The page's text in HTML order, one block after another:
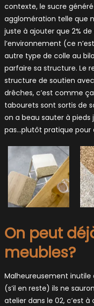
contexte, le sucre
agglomération telle que
juste à ajouter que 2%
l’environnement (ce
autre type de colle au
parfaire sa structure. Le
structure de soutien
drêches, c’est comme
tabourets sont sortis de
on a beau sauter à pieds
pas…plutôt pratique pour
On peut
meubles?
Malheureusement
(s’il en reste) ils ne
atelier dans le 02, c’est à